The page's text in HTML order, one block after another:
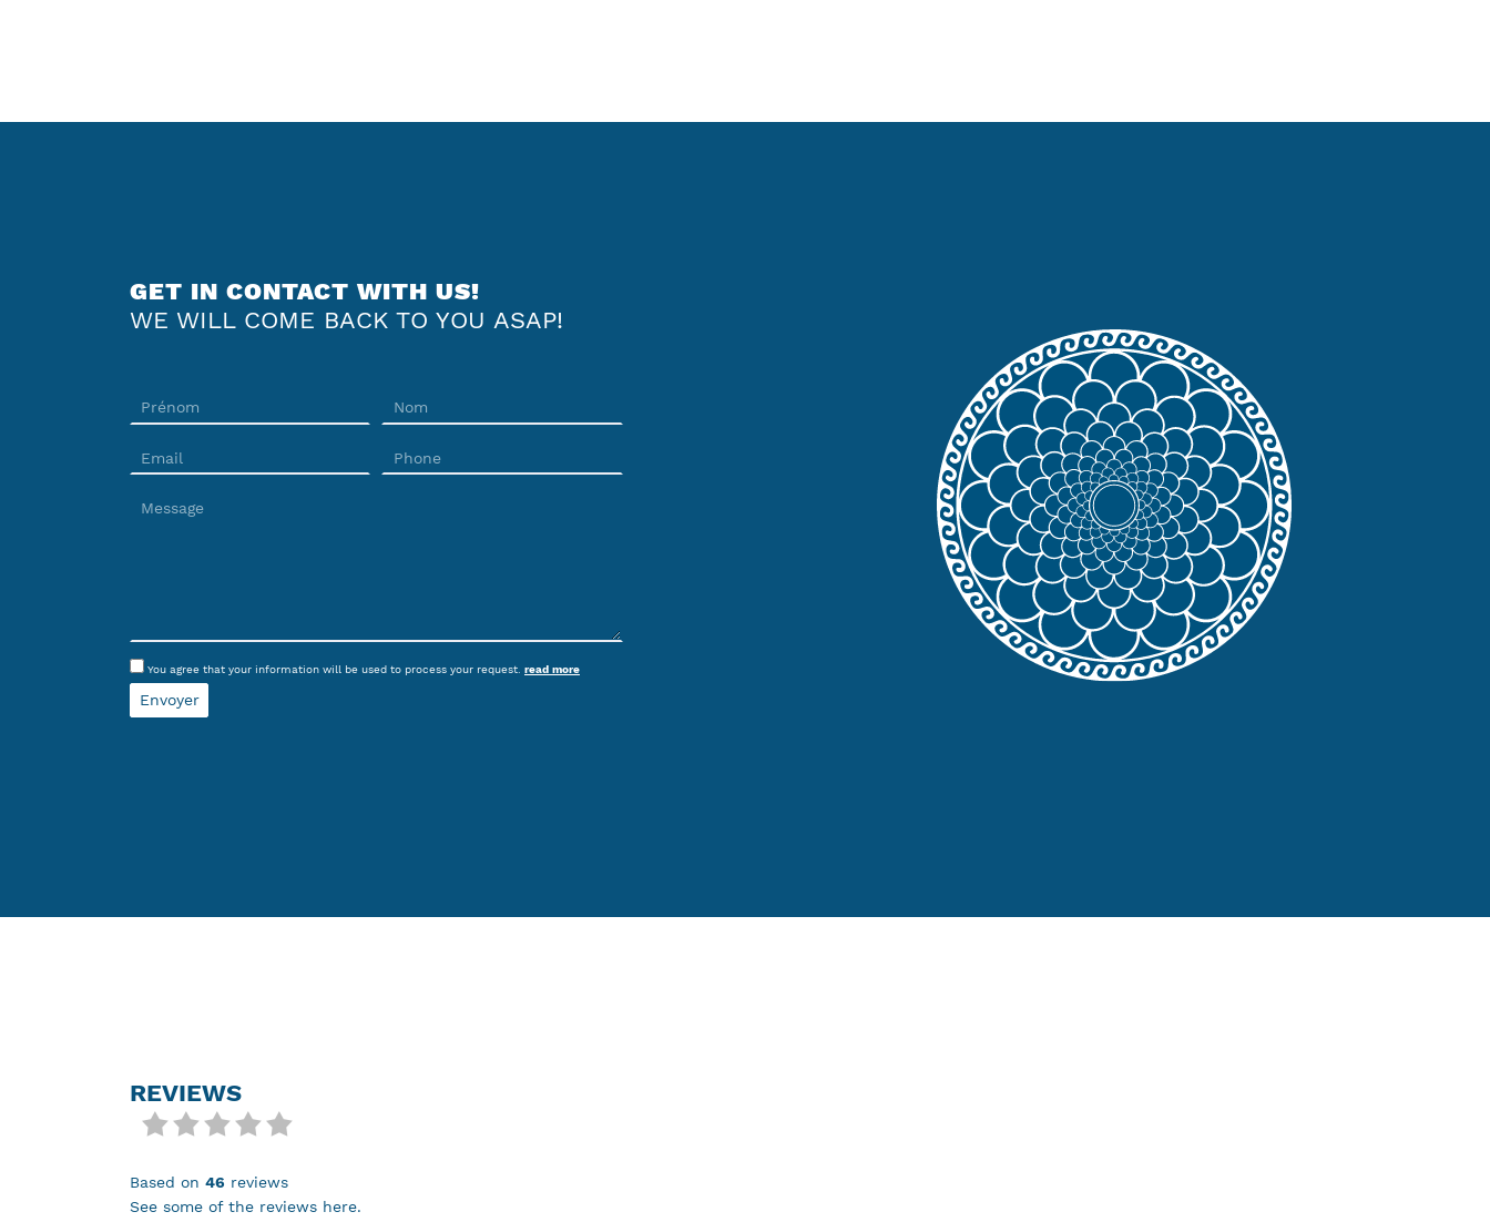
GET IN CONTACT WITH US!
WE WILL COME BACK TO YOU ASAP!
You agree that your information will be used to process your request. read more
REVIEWS
based on 46 reviews
see some of the reviews here.